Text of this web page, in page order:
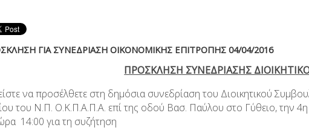
ΓΙΑ ΣΥΝΕΔΡΙΑΣΗ ΟΙΚΟΝΟΜΙΚΗΣ ΕΠΙΤΡΟΠΗΣ 04/04/2016
ΠΡΟΣΚΛΗΣΗ ΣΥΝΕΔΡΙΑΣΗΣ
να προσέλθετε στη δημόσια συνεδρίαση του Διοικητικού
του Ν.Π. Ο.Κ.Π.Α.Π.Α. επί της οδού Βασ. Παύλου στο Γύθειο, την
14:00 για τη συζήτηση